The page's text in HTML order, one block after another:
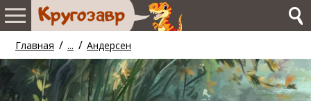
Главная / ... / Андерсен